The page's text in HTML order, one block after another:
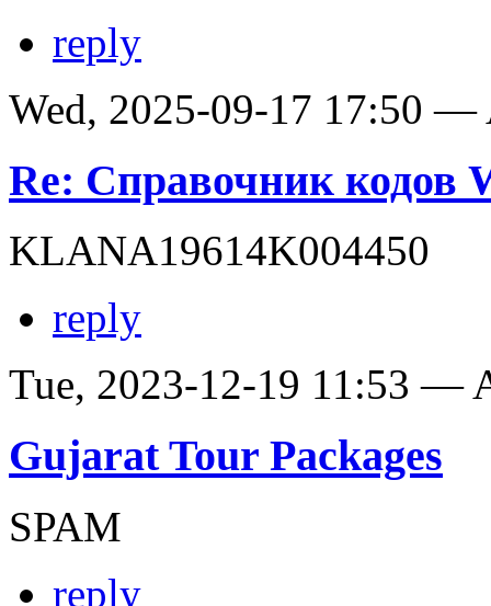
reply
Wed, 2025-09-17 17:50 —
Re: Справочник кодов
KLANA19614K004450
reply
Tue, 2023-12-19 11:53 —
Gujarat Tour Packages
SPAM
reply